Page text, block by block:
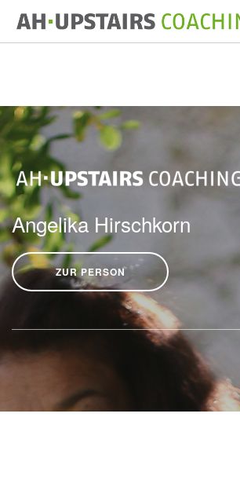
ZUR PERSON
REFERENZEN
INFO
KONTAKT
Angelika Hirschkorn
ZUR PERSON